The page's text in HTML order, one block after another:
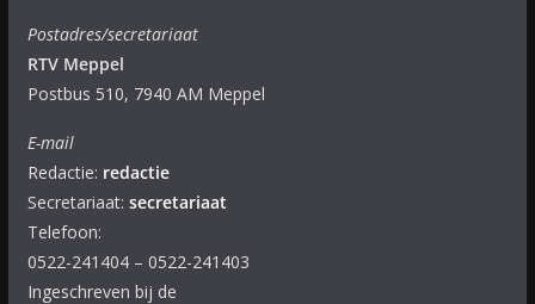
Postadres/secretariaat
RTV Meppel
Postbus 510, 7940 AM Meppel
E-mail
Redactie: redactie
Secretariaat: secretariaat
Telefoon:
0522-241404 – 0522-241403
Ingeschreven bij de